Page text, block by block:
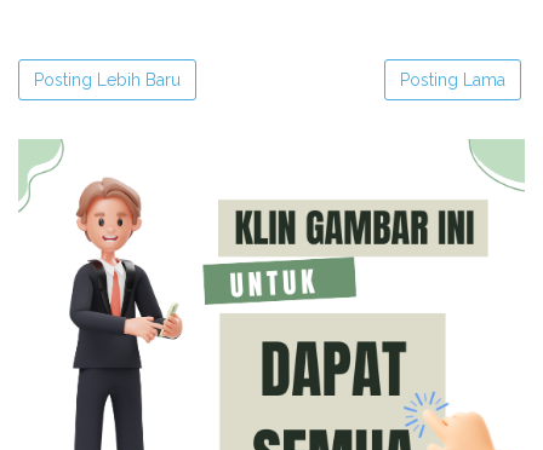
Posting Lebih Baru Posting Lama